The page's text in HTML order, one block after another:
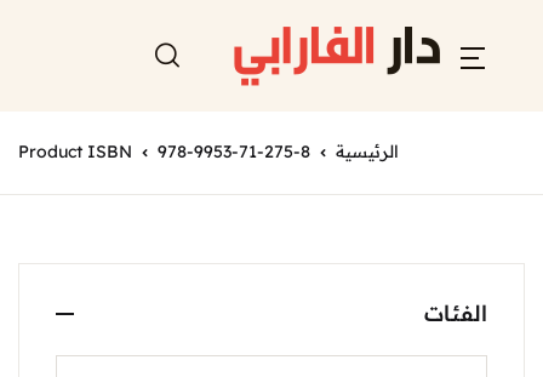
الرئيسية Product ISBN 978-9953-71-275-8
الفئات